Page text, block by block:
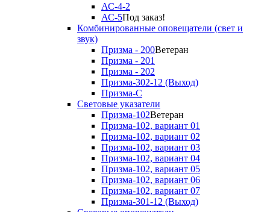
АС-4-2
АС-5Под заказ!
Комбинированные оповещатели (свет и
звук)
Призма - 200Ветеран
Призма - 201
Призма - 202
Призма-302-12 (Выход)
Призма-С
Световые указатели
Призма-102Ветеран
Призма-102, вариант 01
Призма-102, вариант 02
Призма-102, вариант 03
Призма-102, вариант 04
Призма-102, вариант 05
Призма-102, вариант 06
Призма-102, вариант 07
Призма-301-12 (Выход)